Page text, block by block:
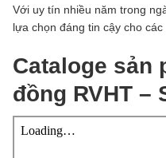
Với uy tín nhiều năm trong
lựa chọn đáng tin cậy cho
Cataloge sản
đồng RVHT –